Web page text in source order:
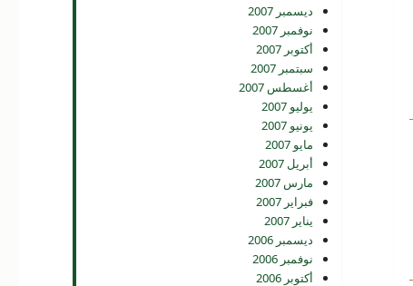
ديسمبر 2007
نوفمبر 2007
أكتوبر 2007
سبتمبر 2007
أغسطس 2007
يوليو 2007
يونيو 2007
مايو 2007
أبريل 2007
مارس 2007
فبراير 2007
يناير 2007
ديسمبر 2006
نوفمبر 2006
أكتوبر 2006